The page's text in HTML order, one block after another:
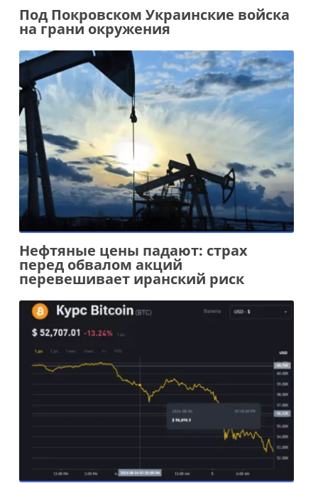
Под Покровском Украинские войска
на грани окружения
Нефтяные цены падают: страх
перед обвалом акций
перевешивает иранский риск